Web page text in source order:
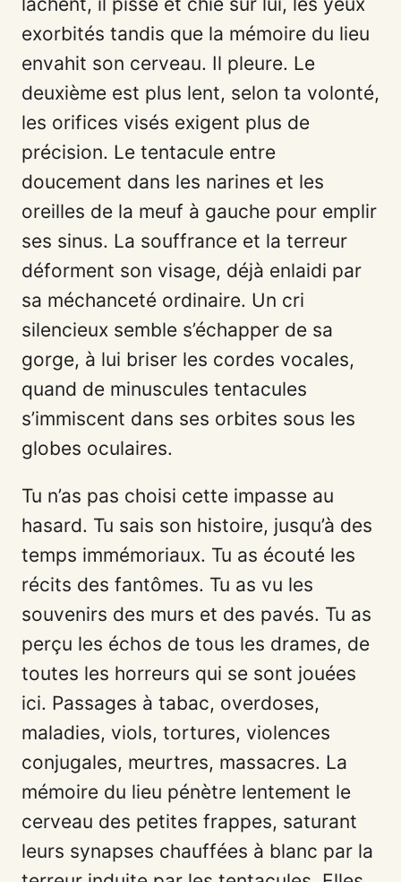
exorbités tandis que la mémoire du lieu
envahit son cerveau. Il pleure. Le
deuxième est plus lent, selon ta volonté,
les orifices visés exigent plus de
précision. Le tentacule entre
doucement dans les narines et les
oreilles de la meuf à gauche pour emplir
ses sinus. La souffrance et la terreur
déforment son visage, déjà enlaidi par
sa méchanceté ordinaire. Un cri
silencieux semble s’échapper de sa
gorge, à lui briser les cordes vocales,
quand de minuscules tentacules
s’immiscent dans ses orbites sous les
globes oculaires.
Tu n’as pas choisi cette impasse au
hasard. Tu sais son histoire, jusqu’à des
temps immémoriaux. Tu as écouté les
récits des fantômes. Tu as vu les
souvenirs des murs et des pavés. Tu as
perçu les échos de tous les drames, de
toutes les horreurs qui se sont jouées
ici. Passages à tabac, overdoses,
maladies, viols, tortures, violences
conjugales, meurtres, massacres. La
mémoire du lieu pénètre lentement le
cerveau des petites frappes, saturant
leurs synapses chauffées à blanc par la